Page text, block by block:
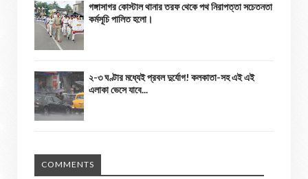
গঙ্গাসাগর কোস্টাল থানার তরফ থেকে পথ নিরাপত্তা সচেতনতা
কর্মসূচি পালিত হলো।
২-৩ ঘণ্টার মধ্যেই প্রবল দুর্যোগ! কলকাতা-সহ এই এই
এলাকা ভেসে যাবে...
COMMENTS